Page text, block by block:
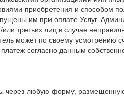
приобретения и способом
им при оплате Услуг.
третьих лиц в случае
может по своему усмотрению
согласно данным
через любую форму,